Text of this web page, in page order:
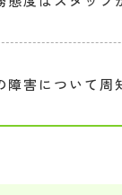
障害について